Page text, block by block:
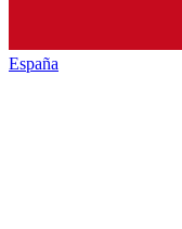
España